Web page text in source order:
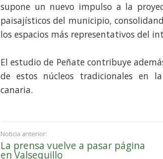
supone un nuevo impulso a la
paisajísticos del municipio,
los espacios más representativos del
El estudio de Peñate contribuye
de estos núcleos tradicionales en
canaria.
Noticia anterior:
La prensa vuelve a pasar página
en Valsequillo